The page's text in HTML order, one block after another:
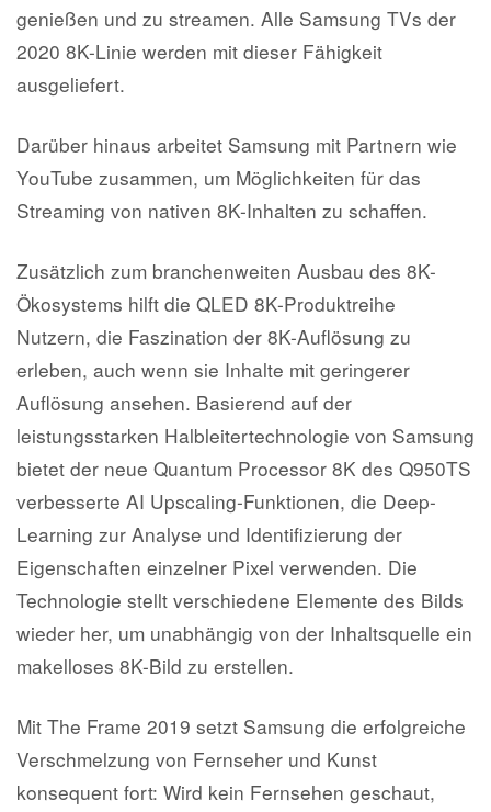
genießen und zu streamen. Alle Samsung TVs der
2020 8K-Linie werden mit dieser Fähigkeit
ausgeliefert.
Darüber hinaus arbeitet Samsung mit Partnern wie
YouTube zusammen, um Möglichkeiten für das
Streaming von nativen 8K-Inhalten zu schaffen.
Zusätzlich zum branchenweiten Ausbau des 8K-
Ökosystems hilft die QLED 8K-Produktreihe
Nutzern, die Faszination der 8K-Auflösung zu
erleben, auch wenn sie Inhalte mit geringerer
Auflösung ansehen. Basierend auf der
leistungsstarken Halbleitertechnologie von Samsung
bietet der neue Quantum Processor 8K des Q950TS
verbesserte AI Upscaling-Funktionen, die Deep-
Learning zur Analyse und Identifizierung der
Eigenschaften einzelner Pixel verwenden. Die
Technologie stellt verschiedene Elemente des Bilds
wieder her, um unabhängig von der Inhaltsquelle ein
makelloses 8K-Bild zu erstellen.
Mit The Frame 2019 setzt Samsung die erfolgreiche
Verschmelzung von Fernseher und Kunst
konsequent fort: Wird kein Fernsehen geschaut,